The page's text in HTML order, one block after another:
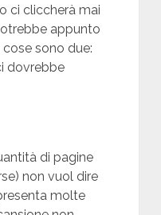
ci cliccherà mai
appunto
sono due:
dovrebbe
di pagine
non vuol dire
molte